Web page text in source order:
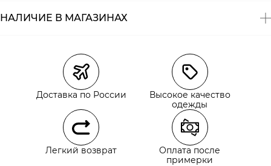
Курьерская доставка СДЭК
Самовывоз из пункта выдачи СДЭК
Самовывоз из наших магазинов
НАЛИЧИЕ В МАГАЗИНАХ
Доставка по России
Высокое качество
одежды
Легкий возврат
Оплата после
примерки